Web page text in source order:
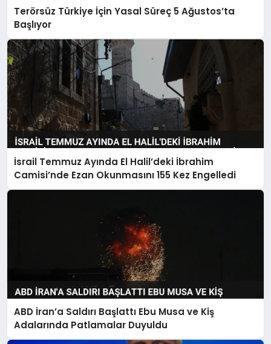
Terörsüz Türkiye İçin Yasal Süreç 5 Ağustos’ta
Başlıyor
İsrail Temmuz Ayında El Halil’deki İbrahim
Camisi’nde Ezan Okunmasını 155 Kez Engelledi
ABD İran’a Saldırı Başlattı Ebu Musa ve Kiş
Adalarında Patlamalar Duyuldu